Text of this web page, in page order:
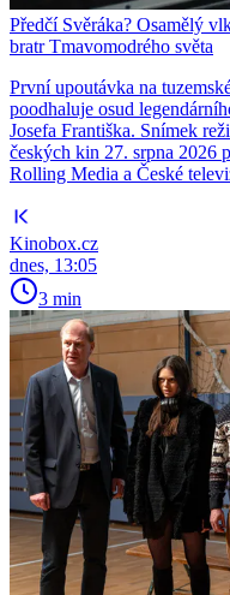
Předčí Svěráka? Osamělý
bratr Tmavomodrého světa
První upoutávka na
poodhaluje osud
Josefa Františka. Snímek
českých kin 27. srpna 2026
Rolling Media a České
Kinobox.cz
dnes, 13:05
3 min